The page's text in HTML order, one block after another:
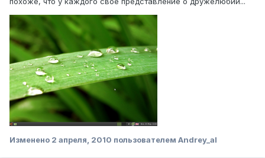
Изменено 2 апреля, 2010 пользователем Andrey_al